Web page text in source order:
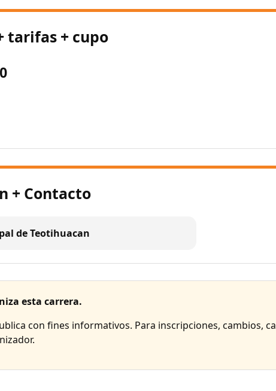
tarifas + cupo
+ Contacto
de Teotihuacan
esta carrera.
con fines informativos. Para inscripciones, cambios,